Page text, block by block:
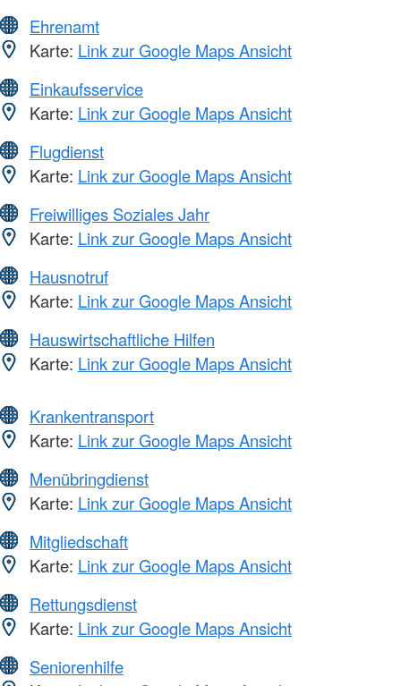
Ehrenamt
Karte: Link zur Google Maps Ansicht
Einkaufsservice
Karte: Link zur Google Maps Ansicht
Flugdienst
Karte: Link zur Google Maps Ansicht
Freiwilliges Soziales Jahr
Karte: Link zur Google Maps Ansicht
Hausnotruf
Karte: Link zur Google Maps Ansicht
Hauswirtschaftliche Hilfen
Karte: Link zur Google Maps Ansicht
Krankentransport
Karte: Link zur Google Maps Ansicht
Menübringdienst
Karte: Link zur Google Maps Ansicht
Mitgliedschaft
Karte: Link zur Google Maps Ansicht
Rettungsdienst
Karte: Link zur Google Maps Ansicht
Seniorenhilfe